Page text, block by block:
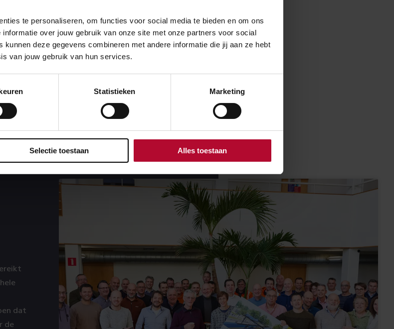
te personaliseren, om functies voor social media te bieden en om ons
over jouw gebruik van onze site met onze partners voor social
deze gegevens combineren met andere informatie die jij aan ze hebt
van jouw gebruik van hun services.
Statistieken Marketing
Selectie toestaan Alles toestaan
berg aan problemen overwonnen. De coronacrisis, de
in Oekraïne. En nog steeds lopen we nagenoeg op
jaar niet anders zal zijn: “Nu komt de capaciteitscrisis
partijen hebben we te weinig, over de gehele spoorbranche.
is spannend, het is hard werken, maar we komen er wel.”
dat
de